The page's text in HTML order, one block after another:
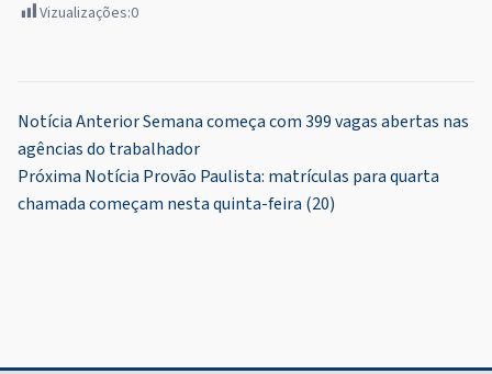
Vizualizações:0
Navegação
de
Post
Notícia AnteriorSemana começa com 399 vagas abertas nas
agências do trabalhador
Próxima Notícia Provão Paulista: matrículas para quarta
chamada começam nesta quinta-feira (20)